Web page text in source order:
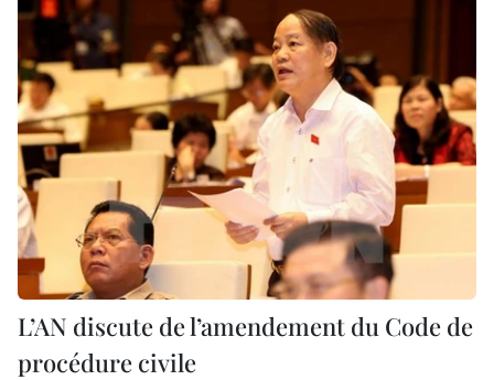
L’AN discute de l’amendement du Code de
procédure civile